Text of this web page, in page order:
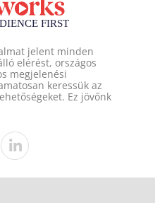
jelent minden
elérést, országos
megjelenési
keressük az
Ez jövőnk